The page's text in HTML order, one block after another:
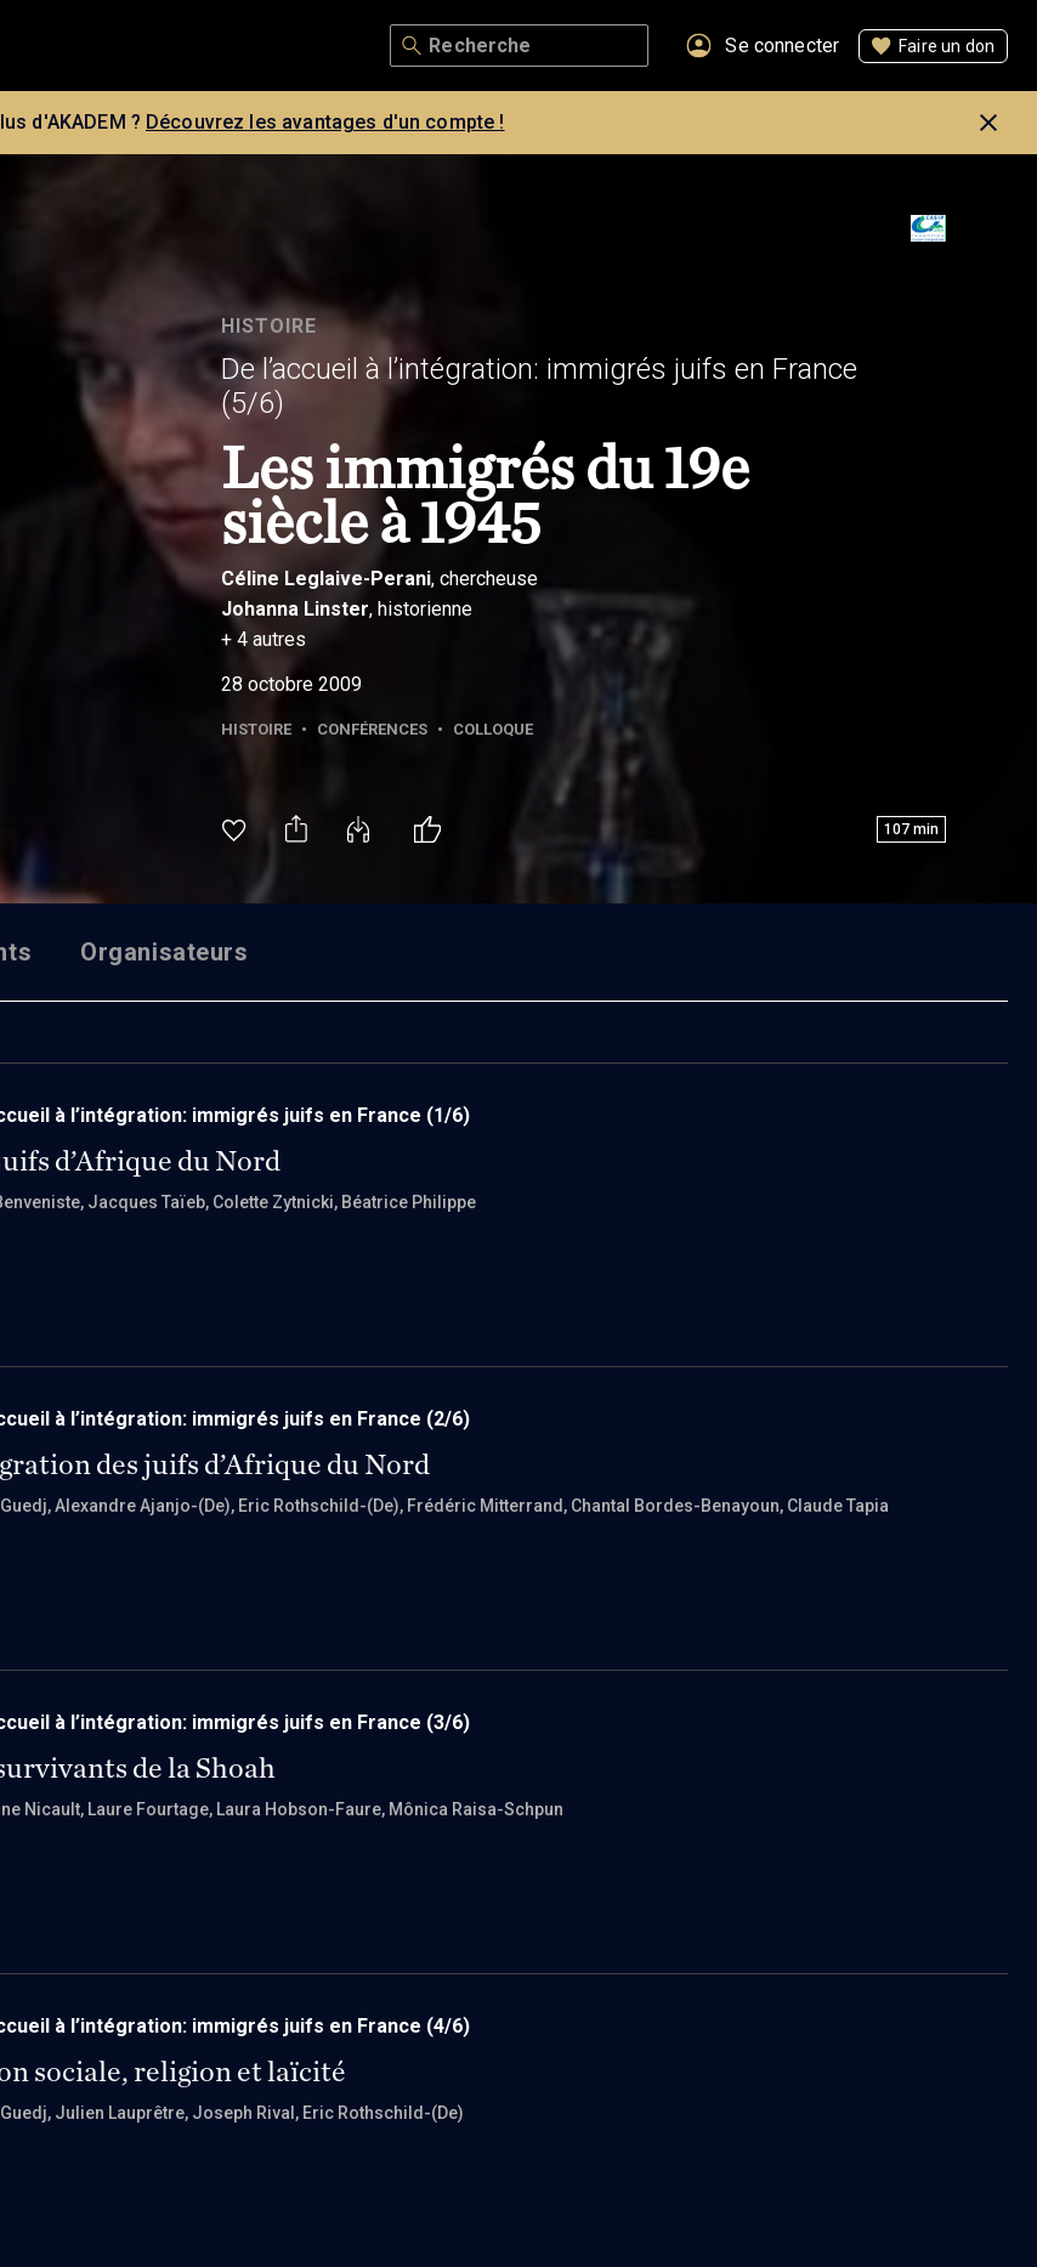
Se connecter Faire un don
d'AKADEM ? Découvrez les avantages d'un compte !
HISTOIRE
De l’accueil à l’intégration: immigrés juifs en France
(5/6)
Les immigrés du 19e
siècle à 1945
Céline Leglaive-Perani, chercheuse
Johanna Linster, historienne
+ 4 autres
28 octobre 2009
HISTOIRE • CONFÉRENCES • COLLOQUE
107 min
Organisateurs
à l’intégration: immigrés juifs en France (1/6)
d’Afrique du Nord
, Jacques Taïeb, Colette Zytnicki, Béatrice Philippe
à l’intégration: immigrés juifs en France (2/6)
des juifs d’Afrique du Nord
, Alexandre Ajanjo-(De), Eric Rothschild-(De), Frédéric Mitterrand , Chantal Bordes-Benayoun, Claude Tapia
à l’intégration: immigrés juifs en France (3/6)
de la Shoah
Nicault, Laure Fourtage, Laura Hobson-Faure, Mônica Raisa-Schpun
à l’intégration: immigrés juifs en France (4/6)
sociale, religion et laïcité
, Julien Lauprêtre, Joseph Rival , Eric Rothschild-(De)